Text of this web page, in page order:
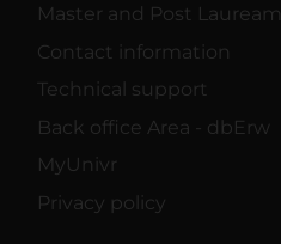
Master and Post Lauream
Contact information
Technical support
Back office Area - dbErw
MyUnivr
Privacy policy